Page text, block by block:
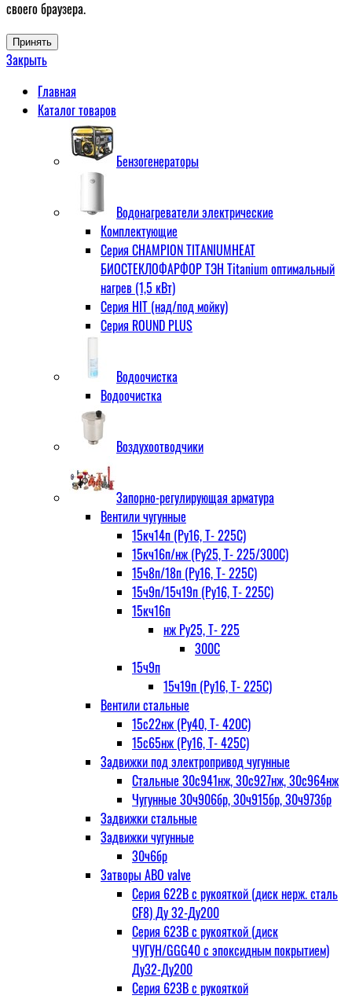
своего браузера.
Принять
Закрыть
Главная
Каталог товаров
Бензогенераторы
Водонагреватели электрические
Комплектующие
Серия CHAMPION TITANIUMHEAT
БИОСТЕКЛОФАРФОР ТЭН Titanium оптимальный
нагрев (1,5 кВт)
Серия HIT (над/под мойку)
Серия ROUND PLUS
Водоочистка
Водоочистка
Воздухоотводчики
Запорно-регулирующая арматура
Вентили чугунные
15кч14п (Ру16, Т- 225С)
15кч16п/нж (Ру25, Т- 225/300С)
15ч8п/18п (Ру16, Т- 225С)
15ч9п/15ч19п (Ру16, Т- 225С)
15кч16п
нж Ру25, Т- 225
300С
15ч9п
15ч19п (Ру16, Т- 225С)
Вентили стальные
15с22нж (Ру40, Т- 420С)
15с65нж (Ру16, Т- 425С)
Задвижки под электропривод чугунные
Стальные 30с941нж, 30с927нж, 30с964нж
Чугунные 30ч906бр, 30ч915бр, 30ч973бр
Задвижки стальные
Задвижки чугунные
30ч6бр
Затворы ABO valve
Серия 622В с рукояткой (диск нерж. сталь
CF8) Ду 32-Ду200
Серия 623В с рукояткой (диск
ЧУГУН/GGG40 с эпоксидным покрытием)
Ду32-Ду200
Серия 623В с рукояткой